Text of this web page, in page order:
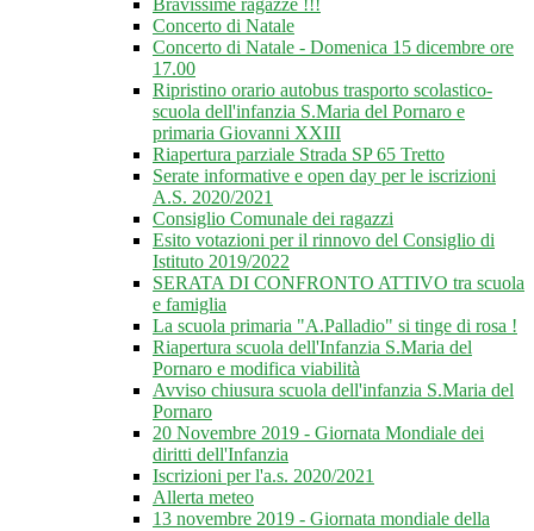
Bravissime ragazze !!!
Concerto di Natale
Concerto di Natale - Domenica 15 dicembre ore
17.00
Ripristino orario autobus trasporto scolastico-
scuola dell'infanzia S.Maria del Pornaro e
primaria Giovanni XXIII
Riapertura parziale Strada SP 65 Tretto
Serate informative e open day per le iscrizioni
A.S. 2020/2021
Consiglio Comunale dei ragazzi
Esito votazioni per il rinnovo del Consiglio di
Istituto 2019/2022
SERATA DI CONFRONTO ATTIVO tra scuola
e famiglia
La scuola primaria "A.Palladio" si tinge di rosa !
Riapertura scuola dell'Infanzia S.Maria del
Pornaro e modifica viabilità
Avviso chiusura scuola dell'infanzia S.Maria del
Pornaro
20 Novembre 2019 - Giornata Mondiale dei
diritti dell'Infanzia
Iscrizioni per l'a.s. 2020/2021
Allerta meteo
13 novembre 2019 - Giornata mondiale della